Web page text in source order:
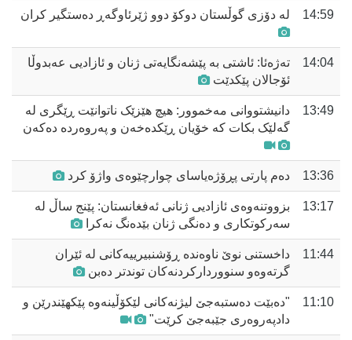
14:59 لە دۆزی گوڵستان دوکۆ دوو ژێرئاوگەڕ دەستگیر کران
14:04
تەژەئا: ئاشتی بە پێشەنگایەتی ژنان و ئازادیی عەبدوڵا
ئۆجالان پێکدێت
13:49
دانیشتووانی مەخموور: هیچ هێزێک ناتوانێت ڕێگری لە
گەلێک بکات کە خۆیان ڕێکدەخەن و پەروەردە دەکەن
13:36 دەم پارتی پڕۆژەیاسای چوارچێوەی واژۆ کرد
13:17
بزووتنەوەی ئازادیی ژنانی ئەفغانستان: پێنج ساڵ لە
سەرکوتکاری و دەنگی ژنان بێدەنگ نەکرا
11:44
داخستنی نوێ ناوەندە ڕۆشنبیرییەکانی لە ئێران
گرتەوەو سنووردارکردنەکان توندتر دەبن
11:10
"دەبێت دەستبەجێ لیژنەکانی لێکۆڵینەوە پێکهێندرێن و
دادپەروەری جێبەجێ کرێت"